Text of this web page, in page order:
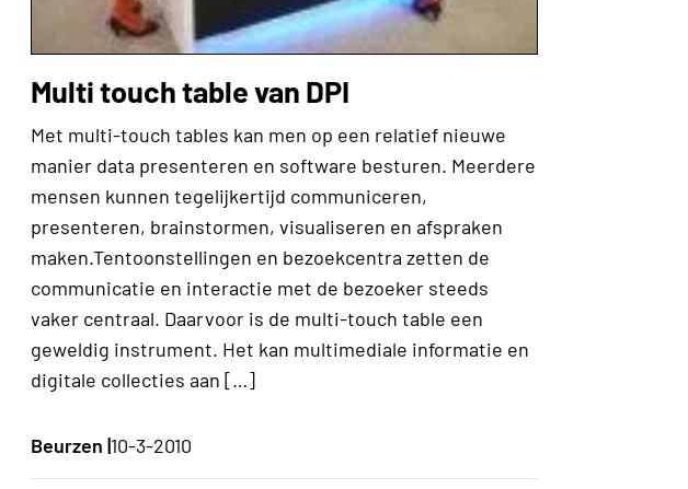
Multi touch table van DPI
Met multi-touch tables kan men op een relatief nieuwe
manier data presenteren en software besturen. Meerdere
mensen kunnen tegelijkertijd communiceren,
presenteren, brainstormen, visualiseren en afspraken
maken.Tentoonstellingen en bezoekcentra zetten de
communicatie en interactie met de bezoeker steeds
vaker centraal. Daarvoor is de multi-touch table een
geweldig instrument. Het kan multimediale informatie en
digitale collecties aan […]
Beurzen |10-3-2010